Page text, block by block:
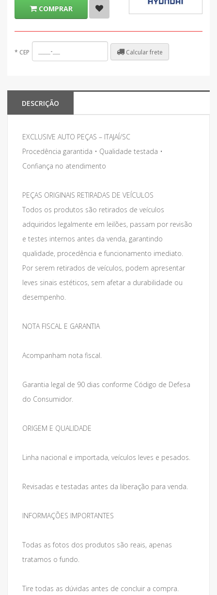
COMPRAR
* CEP Calcular frete
DESCRIÇÃO
EXCLUSIVE AUTO PEÇAS – ITAJAÍ/SC
Procedência garantida • Qualidade testada •
Confiança no atendimento
PEÇAS ORIGINAIS RETIRADAS DE VEÍCULOS
Todos os produtos são retirados de veículos
adquiridos legalmente em leilões, passam por revisão
e testes internos antes da venda, garantindo
qualidade, procedência e funcionamento imediato.
Por serem retirados de veículos, podem apresentar
leves sinais estéticos, sem afetar a durabilidade ou
desempenho.
NOTA FISCAL E GARANTIA
Acompanham nota fiscal.
Garantia legal de 90 dias conforme Código de Defesa
do Consumidor.
ORIGEM E QUALIDADE
Linha nacional e importada, veículos leves e pesados.
Revisadas e testadas antes da liberação para venda.
INFORMAÇÕES IMPORTANTES
Todas as fotos dos produtos são reais, apenas
tratamos o fundo.
Tire todas as dúvidas antes de concluir a compra.